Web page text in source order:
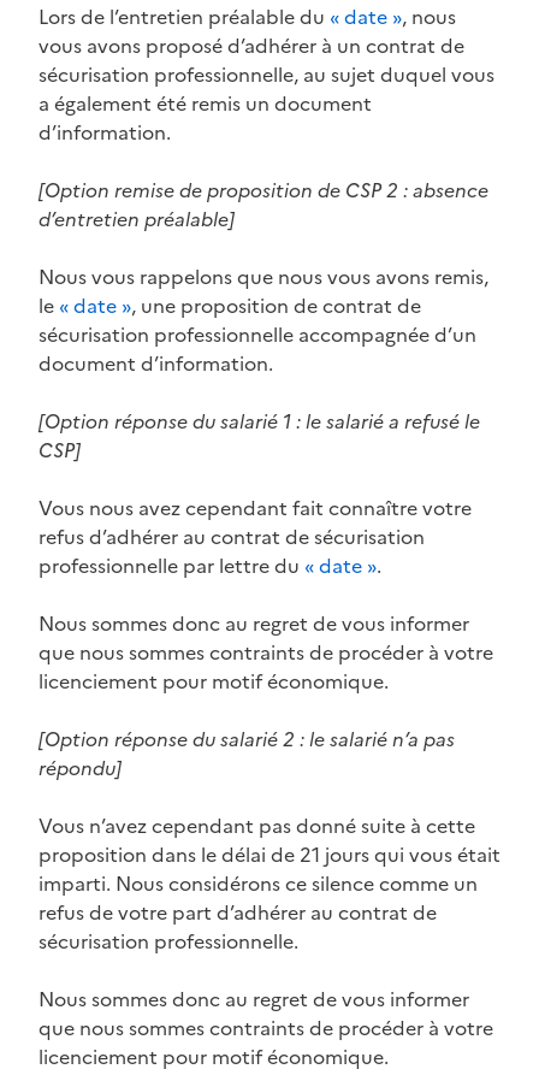
Lors de l’entretien préalable du « date », nous
vous avons proposé d’adhérer à un contrat de
sécurisation professionnelle, au sujet duquel vous
a également été remis un document
d’information.
[Option remise de proposition de CSP 2 : absence
d’entretien préalable]
Nous vous rappelons que nous vous avons remis,
le « date », une proposition de contrat de
sécurisation professionnelle accompagnée d’un
document d’information.
[Option réponse du salarié 1 : le salarié a refusé le
CSP]
Vous nous avez cependant fait connaître votre
refus d’adhérer au contrat de sécurisation
professionnelle par lettre du « date ».
Nous sommes donc au regret de vous informer
que nous sommes contraints de procéder à votre
licenciement pour motif économique.
[Option réponse du salarié 2 : le salarié n’a pas
répondu]
Vous n’avez cependant pas donné suite à cette
proposition dans le délai de 21 jours qui vous était
imparti. Nous considérons ce silence comme un
refus de votre part d’adhérer au contrat de
sécurisation professionnelle.
Nous sommes donc au regret de vous informer
que nous sommes contraints de procéder à votre
licenciement pour motif économique.